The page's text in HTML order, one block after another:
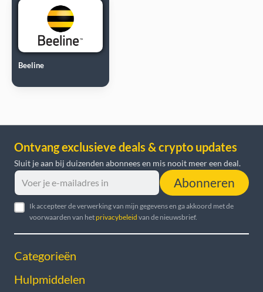
Beeline
Ontvang exclusieve deals & crypto updates
Sluit je aan bij duizenden abonnees en mis nooit meer een deal.
Abonneren
Ik accepteer de verwerking van mijn gegevens en ga akkoord met de
voorwaarden van hetprivacybeleid van de nieuwsbrief.
Categorieën
Hulpmiddelen